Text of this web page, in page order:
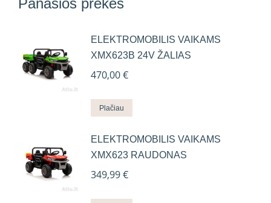
Panašios prekės
ELEKTROMOBILIS VAIKAMS
XMX623B 24V ŽALIAS
470,00€
Plačiau
ELEKTROMOBILIS VAIKAMS
XMX623 RAUDONAS
349,99€